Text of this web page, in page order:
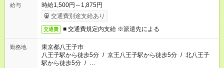
給与
時給1,500円～1,875円
交通費別途支給あり
交通費 ■ 交通費規定内支給 ※派遣先による
勤務地
東京都八王子市
八王子駅から徒歩5分 / 京王八王子駅から徒歩5分 / 北八王子
駅から徒歩5分 / …